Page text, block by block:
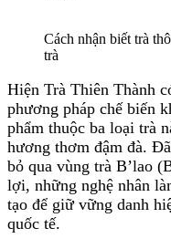
Cách nhận biết trà
trà
Hiện Trà Thiên Thành
phương pháp chế biến
phẩm thuộc ba loại trà
hương thơm đậm đà.
bỏ qua vùng trà B’lao
lợi, những nghệ nhân
tạo để giữ vững danh
quốc tế.